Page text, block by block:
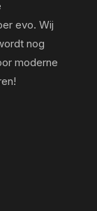
evo. Wij
nog
moderne